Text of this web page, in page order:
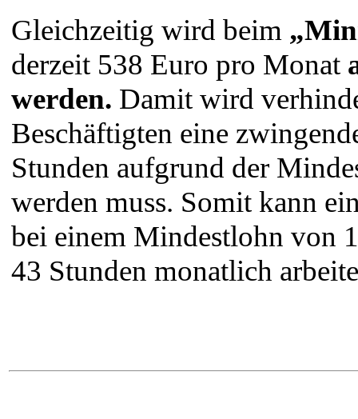
Gleichzeitig wird beim
derzeit 538 Euro pro Monat
werden. Damit wird
Beschäftigten eine
Stunden aufgrund der
werden muss. Somit kann
bei einem Mindestlohn von
43 Stunden monatlich